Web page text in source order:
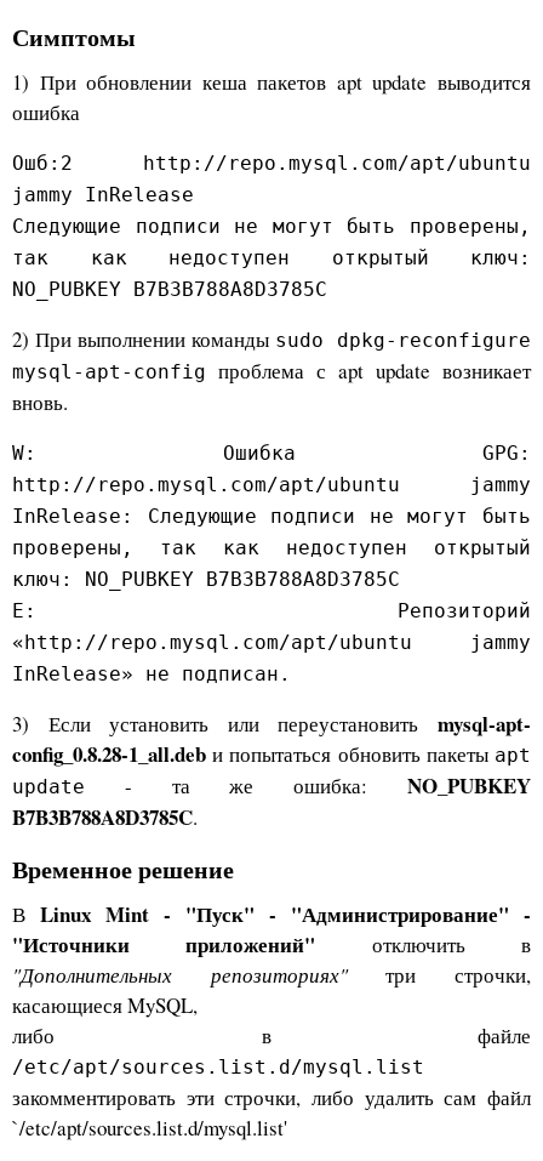
Симптомы
1) При обновлении кеша пакетов apt update выводится
ошибка
Ошб:2 http://repo.mysql.com/apt/ubuntu
jammy InRelease
Следующие подписи не могут быть проверены,
так как недоступен открытый ключ:
NO_PUBKEY B7B3B788A8D3785C
2) При выполнении команды sudo dpkg-reconfigure
mysql-apt-config проблема с apt update возникает
вновь.
W: Ошибка GPG:
http://repo.mysql.com/apt/ubuntu jammy
InRelease: Следующие подписи не могут быть
проверены, так как недоступен открытый
ключ: NO_PUBKEY B7B3B788A8D3785C
E: Репозиторий
«http://repo.mysql.com/apt/ubuntu jammy
InRelease» не подписан.
3) Если установить или переустановить mysql-apt-
config_0.8.28-1_all.deb и попытаться обновить пакеты apt
update
- та же ошибка: NO_PUBKEY
B7B3B788A8D3785C.
Временное решение
В Linux Mint - "Пуск" - "Администрирование" -
"Источники приложений" отключить в
"Дополнительных репозиториях"три строчки,
касающиеся MySQL,
либо в файле
/etc/apt/sources.list.d/mysql.list
закомментировать эти строчки, либо удалить сам файл
`/etc/apt/sources.list.d/mysql.list'